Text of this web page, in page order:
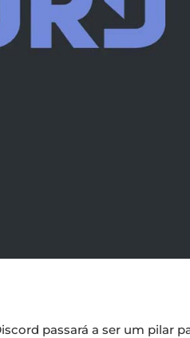
passará a ser um pilar